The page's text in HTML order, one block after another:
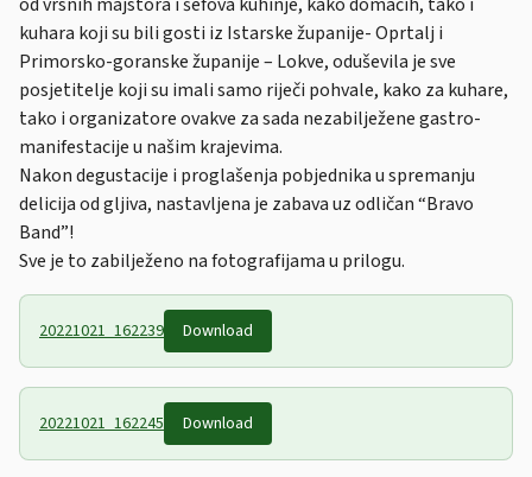
kuhara koji su bili gosti iz Istarske županije- Oprtalj i
Primorsko-goranske županije – Lokve, oduševila je sve
posjetitelje koji su imali samo riječi pohvale, kako za kuhare,
tako i organizatore ovakve za sada nezabilježene gastro-
manifestacije u našim krajevima.
Nakon degustacije i proglašenja pobjednika u spremanju
delicija od gljiva, nastavljena je zabava uz odličan “Bravo
Band”!
Sve je to zabilježeno na fotografijama u prilogu.
20221021_162239 Download
20221021_162245 Download